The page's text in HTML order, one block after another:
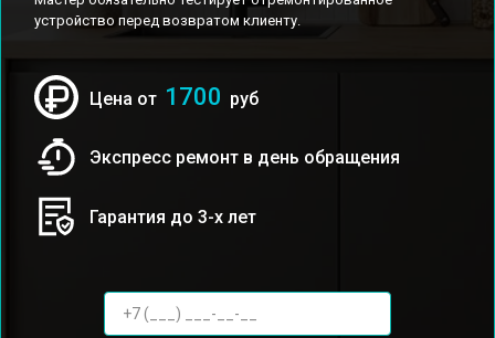
устройство перед возвратом клиенту.
Цена от 1700 руб
Экспресс ремонт в день обращения
Гарантия до 3-х лет